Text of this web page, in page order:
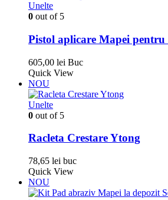
Unelte
0 out of 5
Pistol aplicare Mapei pentru
605,00 lei Buc
Quick View
NOU
Unelte
0 out of 5
Racleta Crestare Ytong
78,65 lei buc
Quick View
NOU